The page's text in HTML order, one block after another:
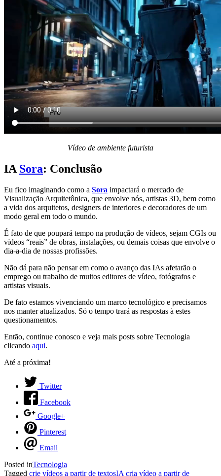
Vídeo de ambiente futurista
IA Sora: Conclusão
Eu fico imaginando como a Sora impactará o mercado de
Visualização Arquitetônica, que envolve nós, artistas 3D, bem como
a vida dos arquitetos, designers de interiores e decoradores de um
modo geral em todo o mundo.
É fato de que poupará tempo na produção de vídeos, sejam CGIs ou
vídeos “reais” de obras, instalações, ou demais coisas que envolve o
dia-a-dia de nossas profissões.
Não dá para não pensar em como o avanço das IAs afetarão o
emprego ou trabalho de muitos editores de vídeo, fotógrafos e
artistas visuais.
De fato estamos vivenciando um marco tecnológico e precisamos
nos manter atualizados. Só o tempo trará as respostas à estes
questionamentos.
Então, continue conosco e veja mais posts sobre Tecnologia
clicando aqui.
Até a próxima!
Twitter
Facebook
Google+
Pinterest
Email
Posted inTecnologia
Tagged crie vídeos a partir de textosIA cria vídeo a partir de